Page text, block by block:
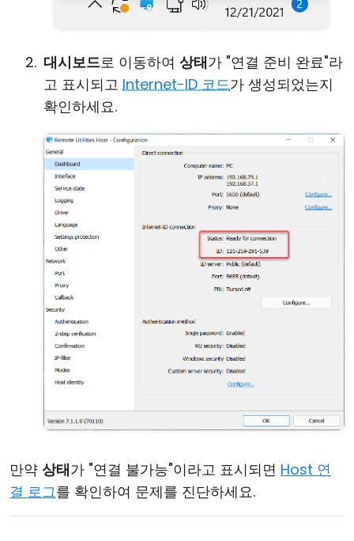
대시보드로 이동하여 상태가 "연결 준비 완료"라
고 표시되고 Internet-ID 코드가 생성되었는지
확인하세요.
만약 상태가 "연결 불가능"이라고 표시되면 Host 연
결 로그를 확인하여 문제를 진단하세요.